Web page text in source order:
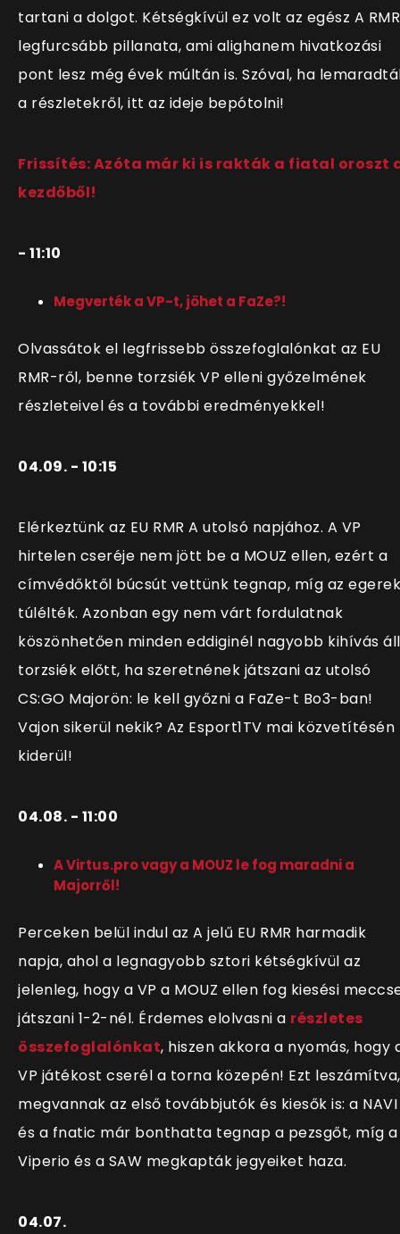
tartani a dolgot. Kétségkívül ez volt az egész A RMR
legfurcsább pillanata, ami alighanem hivatkozási
pont lesz még évek múltán is. Szóval, ha
a részletekről, itt az ideje bepótolni!
Frissítés: Azóta már ki is rakták a fiatal oroszt
kezdőből!
- 11:10
Megverték a VP-t, jöhet a FaZe?!
Olvassátok el legfrissebb összefoglalónkat az EU
RMR-ről, benne torzsiék VP elleni győzelmének
részleteivel és a további eredményekkel!
04.09. - 10:15
Elérkeztünk az EU RMR A utolsó napjához. A VP
hirtelen cseréje nem jött be a MOUZ ellen, ezért a
címvédőktől búcsút vettünk tegnap, míg az egerek
túlélték. Azonban egy nem várt fordulatnak
köszönhetően minden eddiginél nagyobb kihívás áll
torzsiék előtt, ha szeretnének játszani az utolsó
CS:GO Majorön: le kell győzni a FaZe-t Bo3-ban!
Vajon sikerül nekik? Az Esport1TV mai közvetítésén
kiderül!
04.08. - 11:00
A Virtus.pro vagy a MOUZ le fog maradni a
Majorről!
Perceken belül indul az A jelű EU RMR harmadik
napja, ahol a legnagyobb sztori kétségkívül az
jelenleg, hogy a VP a MOUZ ellen fog kiesési
játszani 1-2-nél. Érdemes elolvasni a részletes
összefoglalónkat, hiszen akkora a nyomás, hogy
VP játékost cserél a torna közepén! Ezt leszámítva,
megvannak az első továbbjutók és kiesők is: a NAVI
és a fnatic már bonthatta tegnap a pezsgőt, míg a
Viperio és a SAW megkapták jegyeiket haza.
04.07.